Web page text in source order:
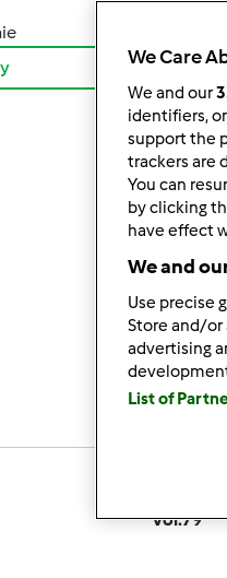
czw., 10/
Vol.78
Nóż do
Vol.79
We Care
We and our
identifiers,
support the
trackers are
You can
by clicking
have effect
We and
Use precise
Store and/or
advertising
List of